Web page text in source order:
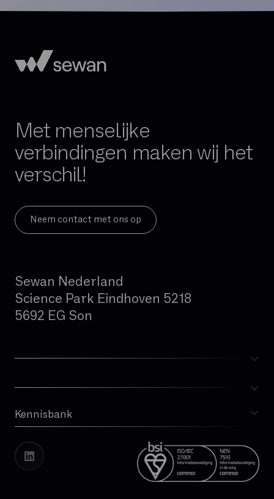
Met menselijke
verbindingen maken wij het
verschil!
Neem contact met ons op
Sewan Nederland
Science Park Eindhoven 5218
5692 EG Son
Kennisbank
Whitepapers
Cases